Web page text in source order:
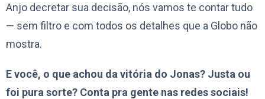
Anjo decretar sua decisão, nós vamos te contar tudo
— sem filtro e com todos os detalhes que a Globo não
mostra.
E você, o que achou da vitória do Jonas? Justa ou
foi pura sorte? Conta pra gente nas redes sociais!